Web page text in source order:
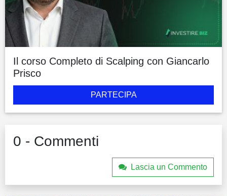
Il corso Completo di Scalping con Giancarlo
Prisco
PARTECIPA
0 - Commenti
Lascia un Commento